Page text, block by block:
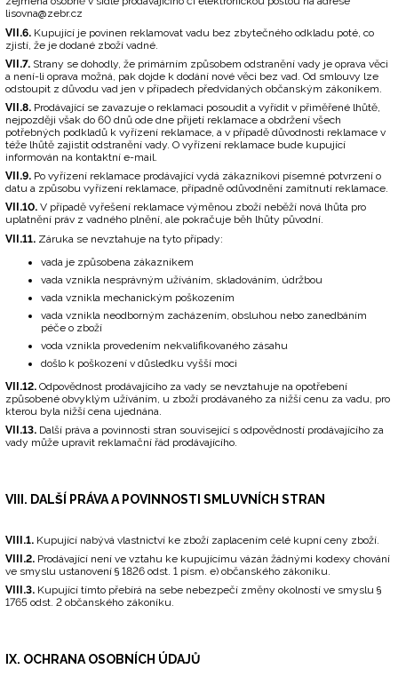
lisovna@zebr.cz
VII.6. Kupující je povinen reklamovat vadu bez zbytečného odkladu poté, co
zjistí, že je dodané zboží vadné.
VII.7. Strany se dohodly, že primárním způsobem odstranění vady je oprava věci
a není-li oprava možná, pak dojde k dodání nové věci bez vad. Od smlouvy lze
odstoupit z důvodu vad jen v případech předvídaných občanským zákoníkem.
VII.8. Prodávající se zavazuje o reklamaci posoudit a vyřídit v přiměřené lhůtě,
nejpozději však do 60 dnů ode dne přijetí reklamace a obdržení všech
potřebných podkladů k vyřízení reklamace, a v případě důvodnosti reklamace v
téže lhůtě zajistit odstranění vady. O vyřízení reklamace bude kupující
informován na kontaktní e-mail.
VII.9. Po vyřízení reklamace prodávající vydá zákazníkovi písemné potvrzení o
datu a způsobu vyřízení reklamace, případně odůvodnění zamítnutí reklamace.
VII.10. V případě vyřešení reklamace výměnou zboží neběží nová lhůta pro
uplatnění práv z vadného plnění, ale pokračuje běh lhůty původní.
VII.11. Záruka se nevztahuje na tyto případy:
vada je způsobena zákazníkem
vada vznikla nesprávným užíváním, skladováním, údržbou
vada vznikla mechanickým poškozením
vada vznikla neodborným zacházením, obsluhou nebo zanedbáním
péče o zboží
voda vznikla provedením nekvalifikovaného zásahu
došlo k poškození v důsledku vyšší moci
VII.12. Odpovědnost prodávajícího za vady se nevztahuje na opotřebení
způsobené obvyklým užíváním, u zboží prodávaného za nižší cenu za vadu, pro
kterou byla nižší cena ujednána.
VII.13. Další práva a povinnosti stran související s odpovědností prodávajícího za
vady může upravit reklamační řád prodávajícího.
VIII. DALŠÍ PRÁVA A POVINNOSTI SMLUVNÍCH STRAN
VIII.1. Kupující nabývá vlastnictví ke zboží zaplacením celé kupní ceny zboží.
VIII.2. Prodávající není ve vztahu ke kupujícímu vázán žádnými kodexy chování
ve smyslu ustanovení § 1826 odst. 1 písm. e) občanského zákoníku.
VIII.3. Kupující tímto přebírá na sebe nebezpečí změny okolností ve smyslu §
1765 odst. 2 občanského zákoníku.
IX. OCHRANA OSOBNÍCH ÚDAJŮ